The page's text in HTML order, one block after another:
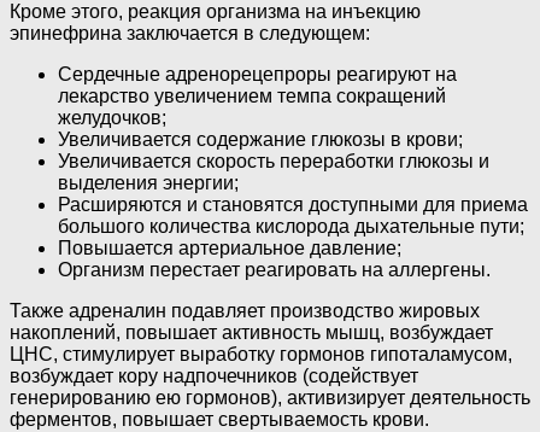
Кроме этого, реакция организма на инъекцию
эпинефрина заключается в следующем:
Сердечные адренорецепроры реагируют на
лекарство увеличением темпа сокращений
желудочков;
Увеличивается содержание глюкозы в крови;
Увеличивается скорость переработки глюкозы и
выделения энергии;
Расширяются и становятся доступными для приема
большого количества кислорода дыхательные пути;
Повышается артериальное давление;
Организм перестает реагировать на аллергены.
Также адреналин подавляет производство жировых
накоплений, повышает активность мышц, возбуждает
ЦНС, стимулирует выработку гормонов гипоталамусом,
возбуждает кору надпочечников (содействует
генерированию ею гормонов), активизирует деятельность
ферментов, повышает свертываемость крови.